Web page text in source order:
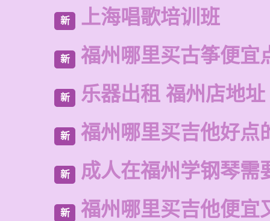
新 上海唱歌培训班
新 福州哪里买古筝便宜
新 乐器出租 福州店地址
新 福州哪里买吉他好点
新 成人在福州学钢琴需
新 福州哪里买吉他便宜